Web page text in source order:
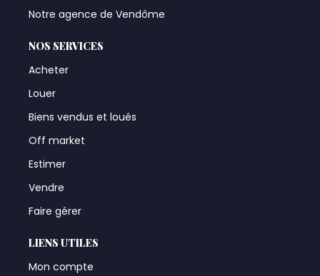
Notre agence de Vendôme
NOS SERVICES
Acheter
Louer
Biens vendus et loués
Off market
Estimer
Vendre
Faire gérer
LIENS UTILES
Mon compte